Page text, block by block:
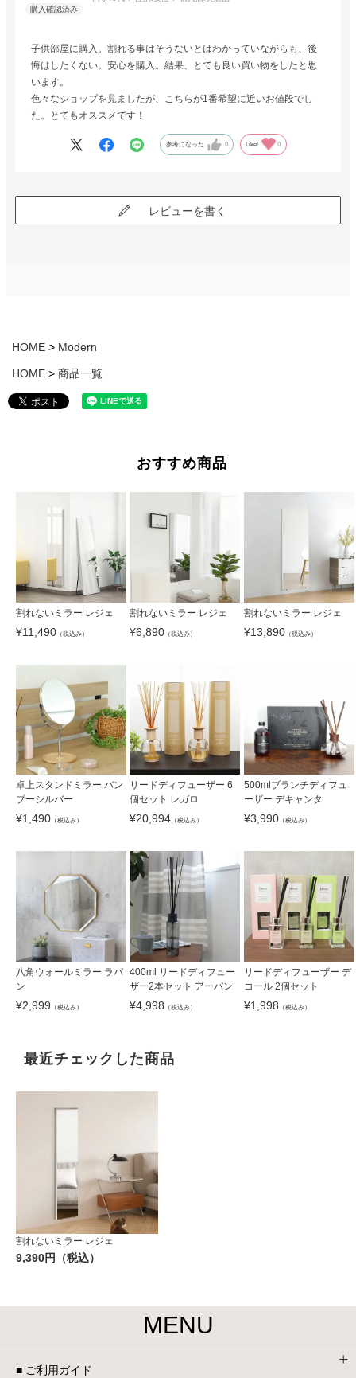
子供部屋に購入。割れる事はそうないとはわかっていながらも、後
悔はしたくない。安心を購入。結果、とても良い買い物をしたと思
います。
色々なショップを見ましたが、こちらが1番希望に近いお値段でし
た。とてもオススメです！
参考になった 0 Like! 0
レビューを書く
HOME Modern
HOME 商品一覧
おすすめ商品
割れないミラー レジェ
¥11,490 （税込み）
割れないミラー レジェ
¥6,890 （税込み）
割れないミラー レジェ
¥13,890（税込み）
卓上スタンドミラー バン
ブーシルバー
¥1,490 （税込み）
リードディフューザー 6
個セット レガロ
¥20,994 （税込み）
500mlブランチディフュ
ーザー デキャンタ
¥3,990（税込み）
八角ウォールミラー ラパ
ン
¥2,999 （税込み）
400ml リードディフュー
ザー2本セット アーバン
¥4,998 （税込み）
リードディフューザー デ
コール 2個セット
¥1,998 （税込み）
最近チェックした商品
割れないミラー レジェ
9,390円（税込）
MENU
■ ご利用ガイド